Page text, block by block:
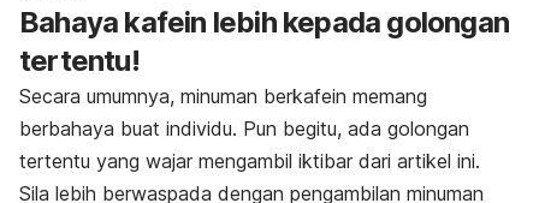
Bahaya kafein lebih kepada golongan
tertentu!
Secara umumnya, minuman berkafein memang
berbahaya buat individu. Pun begitu, ada golongan
tertentu yang wajar mengambil iktibar dari artikel ini.
Sila lebih berwaspada dengan pengambilan minuman